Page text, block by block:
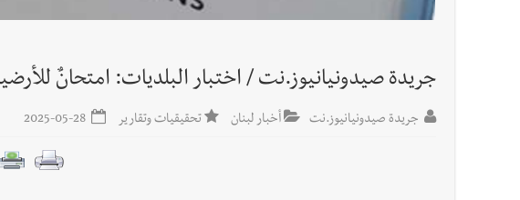
جريدة صيدونيانيوز.نت / اختبار البلديات: امتحانٌ
جريدة صيدونيانيوز.نت أخبار لبنان تحقيقيات وتقارير